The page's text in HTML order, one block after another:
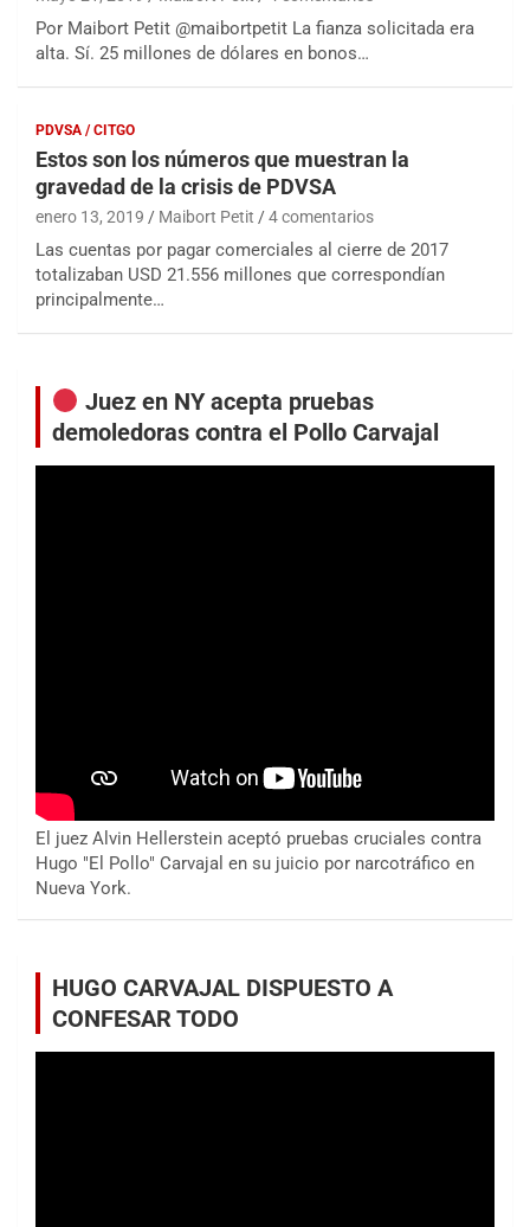
Por Maibort Petit @maibortpetit La fianza solicitada era
alta. Sí. 25 millones de dólares en bonos…
PDVSA / CITGO
Estos son los números que muestran la
gravedad de la crisis de PDVSA
enero 13, 2019 Maibort Petit 4 comentarios
Las cuentas por pagar comerciales al cierre de 2017
totalizaban USD 21.556 millones que correspondían
principalmente…
Juez en NY acepta pruebas
demoledoras contra el Pollo Carvajal
El juez Alvin Hellerstein aceptó pruebas cruciales contra
Hugo "El Pollo" Carvajal en su juicio por narcotráfico en
Nueva York.
HUGO CARVAJAL DISPUESTO A
CONFESAR TODO